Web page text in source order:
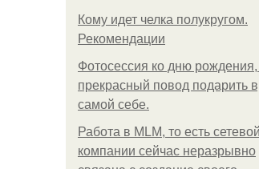
Кому идет челка полукругом.
Рекомендации
Фотосессия ко дню рождения,
прекрасный повод подарить
самой себе.
Работа в MLM, то есть сетевой
компании сейчас неразрывно